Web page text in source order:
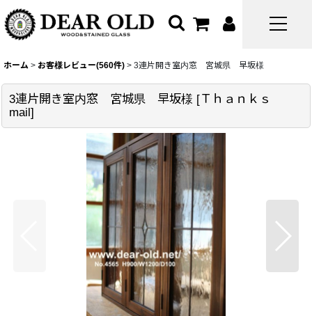
ホーム > お客様レビュー(560件) > 3連片開き室内窓 宮城県 早坂様
3連片開き室内窓 宮城県 早坂様 [Ｔｈａｎｋｓ
mail]